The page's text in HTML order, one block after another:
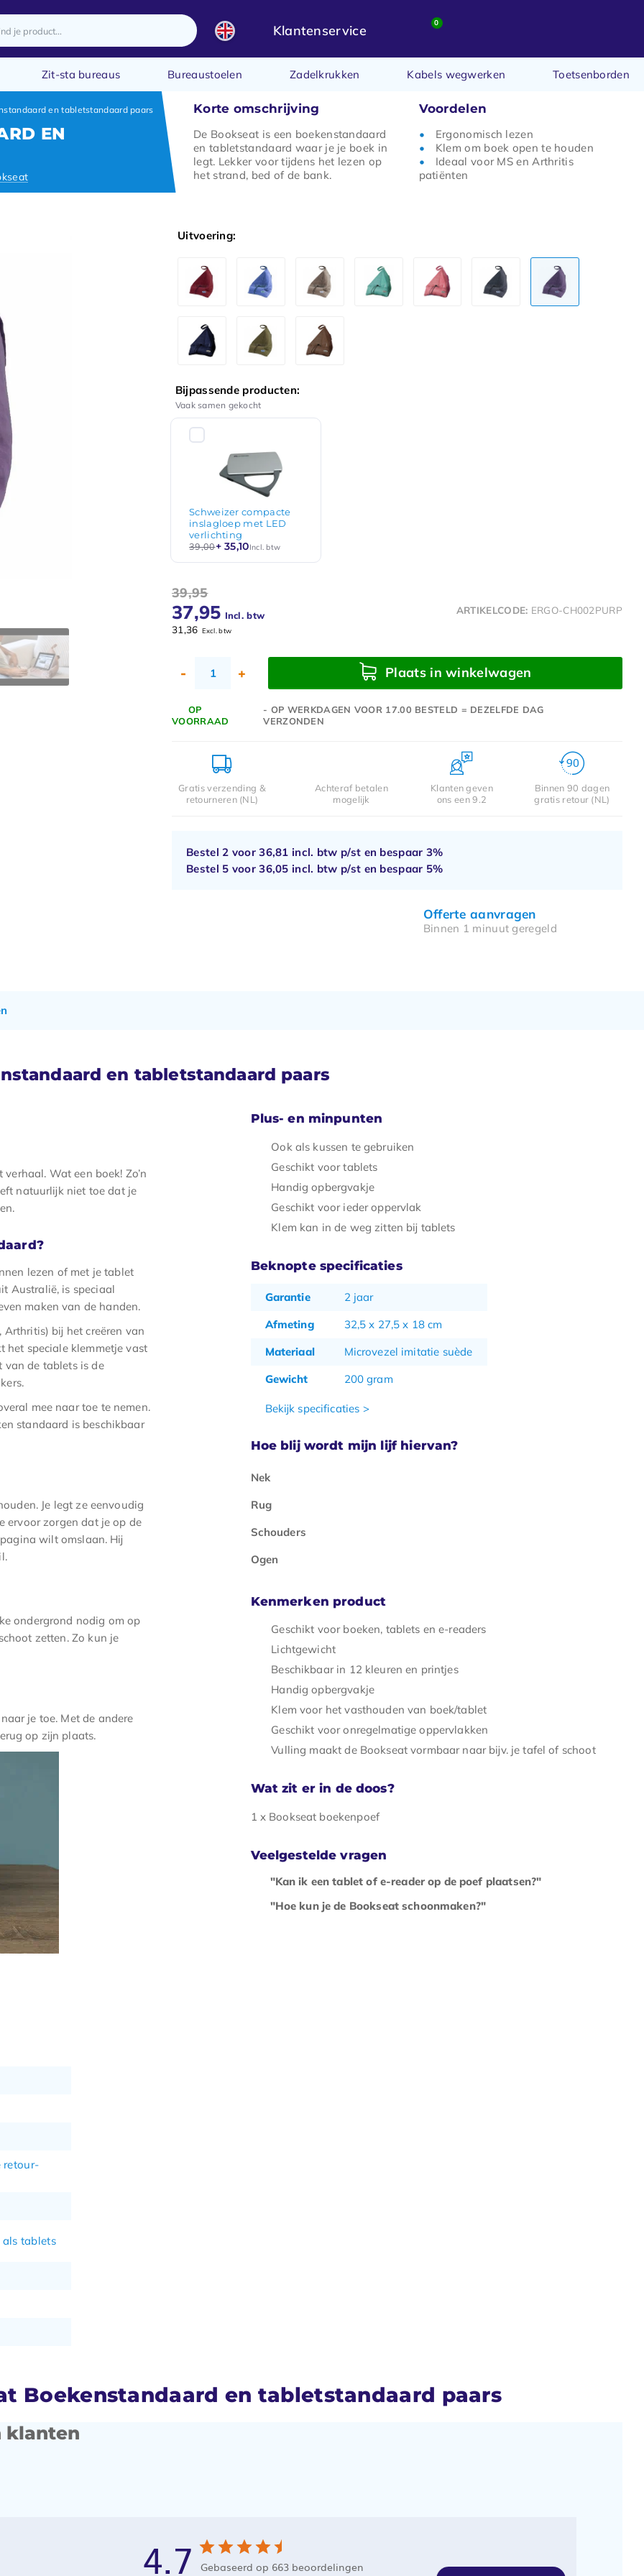
Klantenservice 0
Zit-sta bureaus Bureaustoelen Zadelkrukken Kabels wegwerken Toetsenborden
en tabletstandaard paars
EN
Korte omschrijving
De Bookseat is een boekenstandaard
en tabletstandaard waar je je boek in
legt. Lekker voor tijdens het lezen op
het strand, bed of de bank.
Voordelen
Ergonomisch lezen
Klem om boek open te houden
Ideaal voor MS en Arthritis
patiënten
Uitvoering:
Bijpassende producten:
Vaak samen gekocht
Schweizer compacte
inslagloep met LED
verlichting
39,00+ 35,10Incl. btw
39,95
37,95 Incl. btw
31,36 Excl. btw
ARTIKELCODE: ERGO-CH002PURP
- + Plaats in winkelwagen
OP
VOORRAAD
- OP WERKDAGEN VOOR 17.00 BESTELD = DEZELFDE DAG
VERZONDEN
Gratis verzending &
retourneren (NL)
Achteraf betalen
mogelijk
Klanten geven
ons een 9.2
Binnen 90 dagen
gratis retour (NL)
Bestel 2 voor36,81 incl. btw p/st en bespaar 3%
Bestel 5 voor36,05 incl. btw p/st en bespaar 5%
Offerte aanvragen
Binnen 1 minuut geregeld
en tabletstandaard paars
Wat een boek! Zo’n
natuurlijk niet toe dat je
lezen of met je tablet
Australië, is speciaal
maken van de handen.
Arthritis) bij het creëren van
het speciale klemmetje vast
van de tablets is de
mee naar toe te nemen.
standaard is beschikbaar
Je legt ze eenvoudig
ervoor zorgen dat je op de
wilt omslaan. Hij
ondergrond nodig om op
zetten. Zo kun je
je toe. Met de andere
op zijn plaats.
Plus- en minpunten
Ook als kussen te gebruiken
Geschikt voor tablets
Handig opbergvakje
Geschikt voor ieder oppervlak
Klem kan in de weg zitten bij tablets
Beknopte specificaties
Garantie
2 jaar
Afmeting
32,5 x 27,5 x 18 cm
Materiaal
Microvezel imitatie suède
Gewicht
200 gram
Bekijk specificaties >
Hoe blij wordt mijn lijf hiervan?
Nek
Rug
Schouders
Ogen
Kenmerken product
Geschikt voor boeken, tablets en e-readers
Lichtgewicht
Beschikbaar in 12 kleuren en printjes
Handig opbergvakje
Klem voor het vasthouden van boek/tablet
Geschikt voor onregelmatige oppervlakken
Vulling maakt de Bookseat vormbaar naar bijv. je tafel of schoot
Wat zit er in de doos?
1 x Bookseat boekenpoef
Veelgestelde vragen
"Kan ik een tablet of e-reader op de poef plaatsen?"
"Hoe kun je de Bookseat schoonmaken?"
retour-
tablets
Boekenstandaard en tabletstandaard paars
klanten
4.7
Gebaseerd op 663 beoordelingen